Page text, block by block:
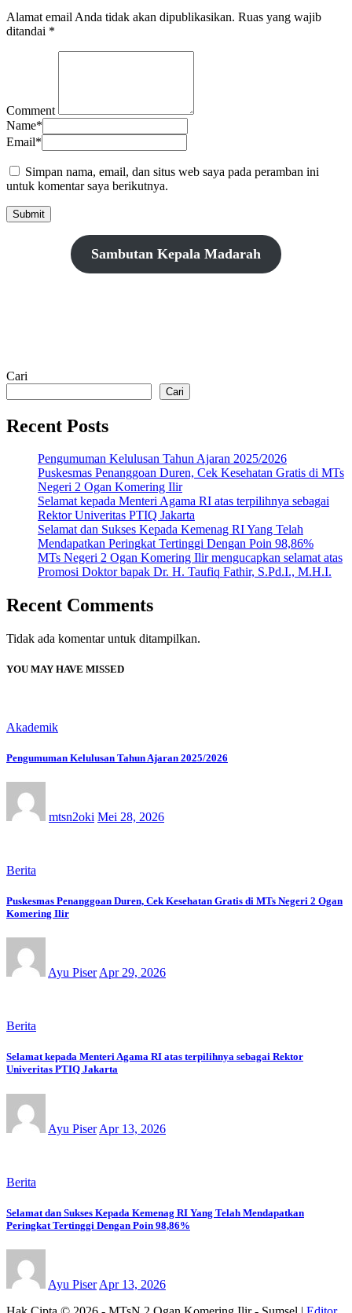
Alamat email Anda tidak akan dipublikasikan. Ruas yang wajib
ditandai *
Comment
Name*
Email*
Simpan nama, email, dan situs web saya pada peramban ini
untuk komentar saya berikutnya.
Sambutan Kepala Madarah
Cari
Cari
Recent Posts
Pengumuman Kelulusan Tahun Ajaran 2025/2026
Puskesmas Penanggoan Duren, Cek Kesehatan Gratis di MTs
Negeri 2 Ogan Komering Ilir
Selamat kepada Menteri Agama RI atas terpilihnya sebagai
Rektor Univeritas PTIQ Jakarta
Selamat dan Sukses Kepada Kemenag RI Yang Telah
Mendapatkan Peringkat Tertinggi Dengan Poin 98,86%
MTs Negeri 2 Ogan Komering Ilir mengucapkan selamat atas
Promosi Doktor bapak Dr. H. Taufiq Fathir, S.Pd.I., M.H.I.
Recent Comments
Tidak ada komentar untuk ditampilkan.
YOU MAY HAVE MISSED
Akademik
Pengumuman Kelulusan Tahun Ajaran 2025/2026
mtsn2oki Mei 28, 2026
Berita
Puskesmas Penanggoan Duren, Cek Kesehatan Gratis di MTs Negeri 2 Ogan
Komering Ilir
Ayu Piser Apr 29, 2026
Berita
Selamat kepada Menteri Agama RI atas terpilihnya sebagai Rektor
Univeritas PTIQ Jakarta
Ayu Piser Apr 13, 2026
Berita
Selamat dan Sukses Kepada Kemenag RI Yang Telah Mendapatkan
Peringkat Tertinggi Dengan Poin 98,86%
Ayu Piser Apr 13, 2026